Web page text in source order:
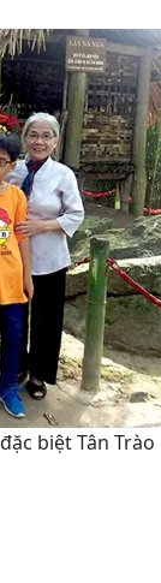
biệt Tân Trào